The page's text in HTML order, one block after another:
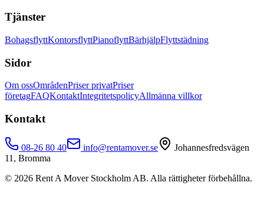
Tjänster
BohagsflyttKontorsflyttPianoflyttBärhjälpFlyttstädning
Sidor
Om ossOmrådenPriser privatPriser
företagFAQKontaktIntegritetspolicyAllmänna villkor
Kontakt
08-26 80 40 info@rentamover.se
Johannesfredsvägen
11, Bromma
© 2026 Rent A Mover Stockholm AB. Alla rättigheter förbehållna.